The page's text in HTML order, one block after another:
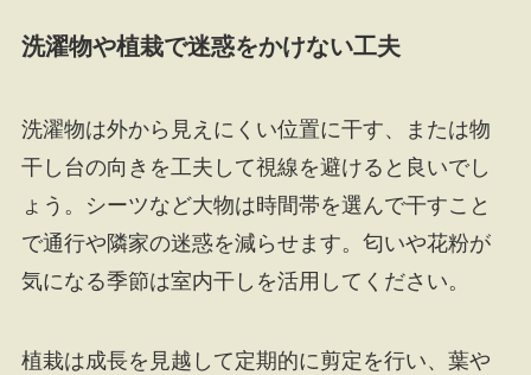
洗濯物や植栽で迷惑をかけない工夫
洗濯物は外から見えにくい位置に干す、または物
干し台の向きを工夫して視線を避けると良いでし
ょう。シーツなど大物は時間帯を選んで干すこと
で通行や隣家の迷惑を減らせます。匂いや花粉が
気になる季節は室内干しを活用してください。
植栽は成長を見越して定期的に剪定を行い、葉や